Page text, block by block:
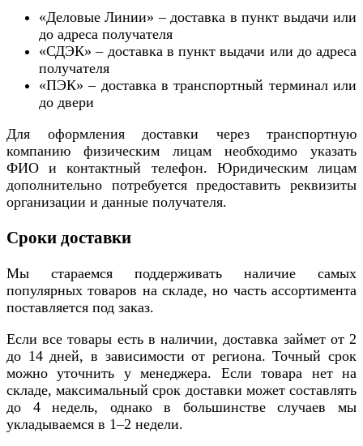
«Деловые Линии» – доставка в пункт выдачи или
до адреса получателя
«СДЭК» – доставка в пункт выдачи или до адреса
получателя
«ПЭК» – доставка в транспортный терминал или
до двери
Для оформления доставки через транспортную
компанию физическим лицам необходимо указать
ФИО и контактный телефон. Юридическим лицам
дополнительно потребуется предоставить реквизиты
организации и данные получателя.
Сроки доставки
Мы стараемся поддерживать наличие самых
популярных товаров на складе, но часть ассортимента
поставляется под заказ.
Если все товары есть в наличии, доставка займет от 2
до 14 дней, в зависимости от региона. Точный срок
можно уточнить у менеджера. Если товара нет на
складе, максимальный срок доставки может составлять
до 4 недель, однако в большинстве случаев мы
укладываемся в 1–2 недели.